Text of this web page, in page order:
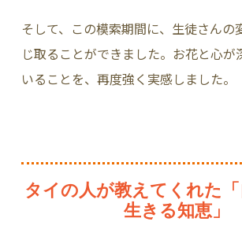
そして、この模索期間に、生徒さんの
じ取ることができました。お花と心が
いることを、再度強く実感しました。
タイの人が教えてくれた「
生きる知恵」